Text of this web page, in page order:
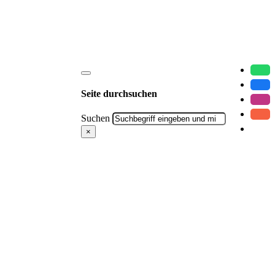
Seite durchsuchen
Suchen
×